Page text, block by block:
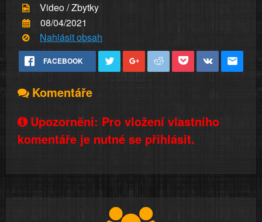
Video / Zbytky
08/04/2021
Nahlásit obsah
FACEBOOK
Komentáře
Upozornění: Pro vložení vlastního
komentáře je nutné se přihlásit.